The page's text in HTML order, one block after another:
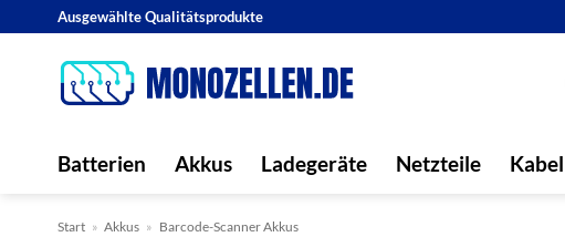
springen
Ausgewählte Qualitätsprodukte
Batterien Akkus Ladegeräte Netzteile Kabel
Start » Akkus » Barcode-Scanner Akkus